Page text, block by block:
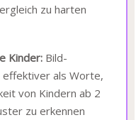
zu harten
Kinder: Bild-
als Worte,
von Kindern ab 2
zu erkennen